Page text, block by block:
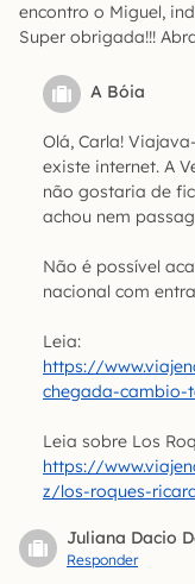
encontro o Miguel,
Super obrigada!!!
A Bóia
Olá, Carla!
existe internet. A
não gostaria de
achou nem
Não é possível
nacional com
Leia:
https://
chegada-
Leia sobre Los
https://
z/los-roques-
Juliana Dacio
Responder